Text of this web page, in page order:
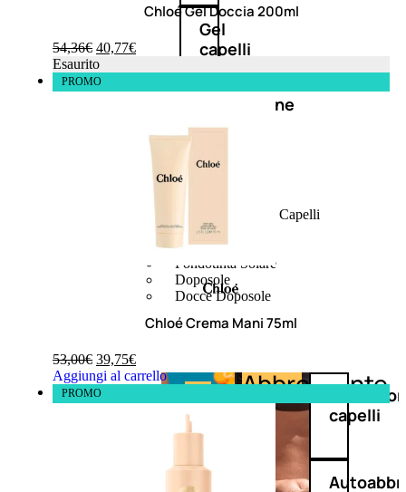
Gel
capelli
Colorazione
SOLARI
Protezione Solare Capelli
Abbronzanti
Autoabbronzanti
Fondotinta Solare
Doposole
Docce Doposole
Protezione
Abbronzante
capelli
Chloé Gel Doccia 200ml
54,36€ 40,77€
Esaurito
PROMO
Chloé Crema Mani 75ml
53,00€ 39,75€
Aggiungi al carrello
PROMO